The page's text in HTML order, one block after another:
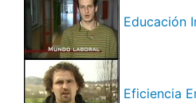
Educación
Eficiencia